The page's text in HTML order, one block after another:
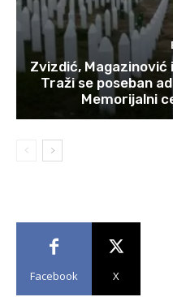
Zvizdić, Magazinović
Traži se poseban
Memorijalni
Facebook X